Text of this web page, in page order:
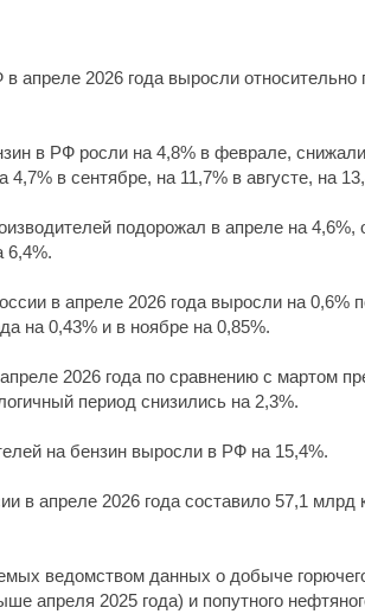
апреле 2026 года выросли
в РФ росли на 4,8% в феврале,
4,7% в сентябре, на 11,7% в августе, на
подорожал в апреле на
6,4%.
в апреле 2026 года выросли на
на 0,43% и в ноябре на 0,85%.
2026 года по сравнению с мартом
период снизились на 2,3%.
на бензин выросли в РФ на 15,4%.
в апреле 2026 года составило 57,1
ведомством данных о добыче горючего
апреля 2025 года) и попутного